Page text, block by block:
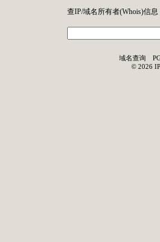
查IP/域名所有者(Whois)信息
域名查询
© 2026